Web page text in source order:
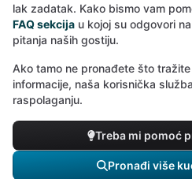
lak zadatak. Kako bismo vam
FAQ sekcija u kojoj su odgovori
pitanja naših gostiju.
Ako tamo ne pronađete što
informacije, naša korisnička
raspolaganju.
Treba mi pomoć
Pronađi više